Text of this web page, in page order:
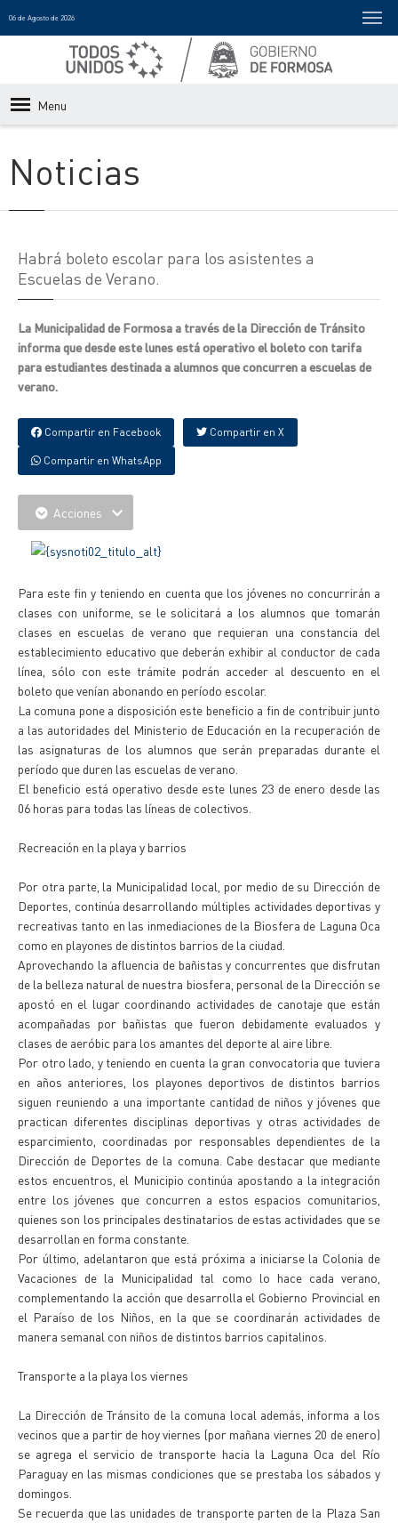
06 de Agosto de 2026
Menu
Noticias
Habrá boleto escolar para los asistentes a
Escuelas de Verano.
La Municipalidad de Formosa a través de la Dirección de Tránsito
informa que desde este lunes está operativo el boleto con tarifa
para estudiantes destinada a alumnos que concurren a escuelas de
verano.
Compartir en Facebook Compartir en X
Compartir en WhatsApp
Acciones
Para este fin y teniendo en cuenta que los jóvenes no concurrirán a
clases con uniforme, se le solicitará a los alumnos que tomarán
clases en escuelas de verano que requieran una constancia del
establecimiento educativo que deberán exhibir al conductor de cada
línea, sólo con este trámite podrán acceder al descuento en el
boleto que venían abonando en período escolar.
La comuna pone a disposición este beneficio a fin de contribuir junto
a las autoridades del Ministerio de Educación en la recuperación de
las asignaturas de los alumnos que serán preparadas durante el
período que duren las escuelas de verano.
El beneficio está operativo desde este lunes 23 de enero desde las
06 horas para todas las líneas de colectivos.
Recreación en la playa y barrios
Por otra parte, la Municipalidad local, por medio de su Dirección de
Deportes, continúa desarrollando múltiples actividades deportivas y
recreativas tanto en las inmediaciones de la Biosfera de Laguna Oca
como en playones de distintos barrios de la ciudad.
Aprovechando la afluencia de bañistas y concurrentes que disfrutan
de la belleza natural de nuestra biosfera, personal de la Dirección se
apostó en el lugar coordinando actividades de canotaje que están
acompañadas por bañistas que fueron debidamente evaluados y
clases de aeróbic para los amantes del deporte al aire libre.
Por otro lado, y teniendo en cuenta la gran convocatoria que tuviera
en años anteriores, los playones deportivos de distintos barrios
siguen reuniendo a una importante cantidad de niños y jóvenes que
practican diferentes disciplinas deportivas y otras actividades de
esparcimiento, coordinadas por responsables dependientes de la
Dirección de Deportes de la comuna. Cabe destacar que mediante
estos encuentros, el Municipio continúa apostando a la integración
entre los jóvenes que concurren a estos espacios comunitarios,
quienes son los principales destinatarios de estas actividades que se
desarrollan en forma constante.
Por último, adelantaron que está próxima a iniciarse la Colonia de
Vacaciones de la Municipalidad tal como lo hace cada verano,
complementando la acción que desarrolla el Gobierno Provincial en
el Paraíso de los Niños, en la que se coordinarán actividades de
manera semanal con niños de distintos barrios capitalinos.
Transporte a la playa los viernes
La Dirección de Tránsito de la comuna local además, informa a los
vecinos que a partir de hoy viernes (por mañana viernes 20 de enero)
se agrega el servicio de transporte hacia la Laguna Oca del Río
Paraguay en las mismas condiciones que se prestaba los sábados y
domingos.
Se recuerda que las unidades de transporte parten de la Plaza San